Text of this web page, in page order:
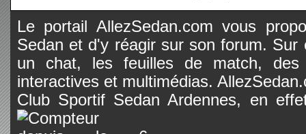
Le portail AllezSedan.com vous
Sedan et d'y réagir sur son forum.
un chat, les feuilles de match, des
interactives et multimédias.
Club Sportif Sedan Ardennes, en